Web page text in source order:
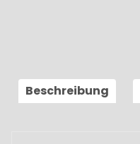
Beschreibung